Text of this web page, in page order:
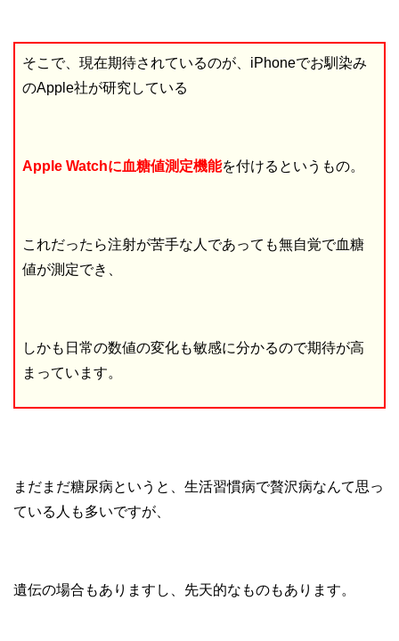
そこで、現在期待されているのが、iPhoneでお馴染み
のApple社が研究している
Apple Watchに血糖値測定機能を付けるというもの。
これだったら注射が苦手な人であっても無自覚で血糖
値が測定でき、
しかも日常の数値の変化も敏感に分かるので期待が高
まっています。
まだまだ糖尿病というと、生活習慣病で贅沢病なんて思っ
ている人も多いですが、
遺伝の場合もありますし、先天的なものもあります。